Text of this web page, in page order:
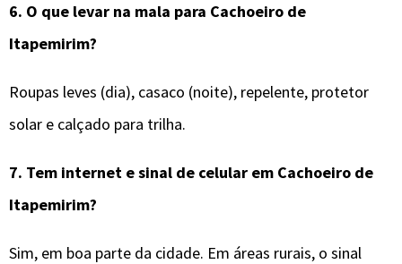
6. O que levar na mala para Cachoeiro de
Itapemirim?
Roupas leves (dia), casaco (noite), repelente, protetor
solar e calçado para trilha.
7. Tem internet e sinal de celular em Cachoeiro de
Itapemirim?
Sim, em boa parte da cidade. Em áreas rurais, o sinal